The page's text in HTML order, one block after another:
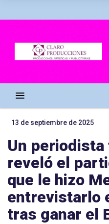
13 de septiembre de 2025
Un
reveló el
que le hizo
entrevistarlo
tras ganar el